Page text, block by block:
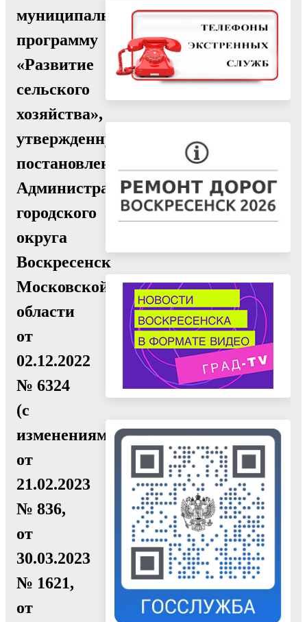
муниципальную
программу
«Развитие
сельского
хозяйства»,
утвержденную
постановлением
Администрации
городского
округа
Воскресенск
Московской
области
от
02.12.2022
№ 6324
(с
изменениями
от
21.02.2023
№ 836,
от
30.03.2023
№ 1621,
от